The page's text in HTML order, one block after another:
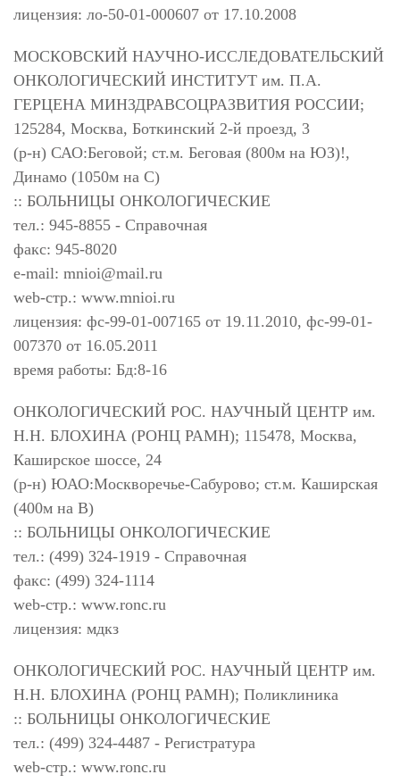
лицензия: ло-50-01-000607 от 17.10.2008
МОСКОВСКИЙ НАУЧНО-ИССЛЕДОВАТЕЛЬСКИЙ
ОНКОЛОГИЧЕСКИЙ ИНСТИТУТ им. П.А.
ГЕРЦЕНА МИНЗДРАВСОЦРАЗВИТИЯ РОССИИ;
125284, Москва, Боткинский 2-й проезд, 3
(р-н) САО:Беговой; ст.м. Беговая (800м на ЮЗ)!,
Динамо (1050м на С)
:: БОЛЬНИЦЫ ОНКОЛОГИЧЕСКИЕ
тел.: 945-8855 - Справочная
факс: 945-8020
e-mail: mnioi@mail.ru
web-стр.: www.mnioi.ru
лицензия: фс-99-01-007165 от 19.11.2010, фс-99-01-
007370 от 16.05.2011
время работы: Бд:8-16
ОНКОЛОГИЧЕСКИЙ РОС. НАУЧНЫЙ ЦЕНТР им.
Н.Н. БЛОХИНА (РОНЦ РАМН); 115478, Москва,
Каширское шоссе, 24
(р-н) ЮАО:Москворечье-Сабурово; ст.м. Каширская
(400м на В)
:: БОЛЬНИЦЫ ОНКОЛОГИЧЕСКИЕ
тел.: (499) 324-1919 - Справочная
факс: (499) 324-1114
web-стр.: www.ronc.ru
лицензия: мдкз
ОНКОЛОГИЧЕСКИЙ РОС. НАУЧНЫЙ ЦЕНТР им.
Н.Н. БЛОХИНА (РОНЦ РАМН); Поликлиника
:: БОЛЬНИЦЫ ОНКОЛОГИЧЕСКИЕ
тел.: (499) 324-4487 - Регистратура
web-стр.: www.ronc.ru